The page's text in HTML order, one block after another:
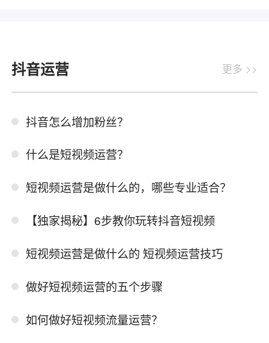
抖音运营 更多 >>
抖音怎么增加粉丝？
什么是短视频运营？
短视频运营是做什么的，哪些专业适合？
【独家揭秘】6步教你玩转抖音短视频
短视频运营是做什么的 短视频运营技巧
做好短视频运营的五个步骤
如何做好短视频流量运营？